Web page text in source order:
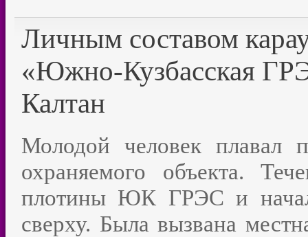
Личным составом
«Южно-Кузбасская
Калтан
Молодой человек плавал
охраняемого объекта.
плотины ЮК ГРЭС и
сверху. Была вызвана